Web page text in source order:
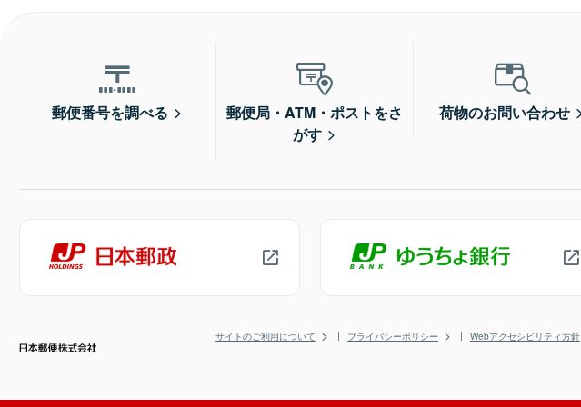
郵便番号を調べる
郵便局・ATM・ポストをさ
がす
荷物のお問い合わせ
サイトのご利用について プライバシーポリシー Webアクセシビリティ方針